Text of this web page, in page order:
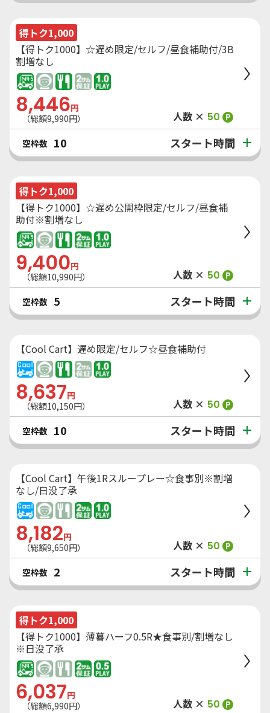
得トク1,000
【得トク1000】☆遅め限定/セルフ/昼食補助付/3B
割増なし
8,446円
（総額9,990円） 人数 × 50 P
空枠数 10 スタート時間
得トク1,000
【得トク1000】☆遅め公開枠限定/セルフ/昼食補
助付※割増なし
9,400円
（総額10,990円） 人数 × 50 P
空枠数 5 スタート時間
【Cool Cart】遅め限定/セルフ☆昼食補助付
8,637円
（総額10,150円） 人数 × 50 P
空枠数 10 スタート時間
【Cool Cart】午後1Rスループレー☆食事別※割増
なし/日没了承
8,182円
（総額9,650円） 人数 × 50 P
空枠数 2 スタート時間
得トク1,000
【得トク1000】薄暮ハーフ0.5R★食事別/割増なし
※日没了承
6,037円
（総額6,990円） 人数 × 50 P